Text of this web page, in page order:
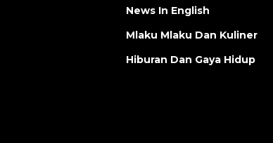
News In English
Mlaku Mlaku Dan Kuliner
Hiburan Dan Gaya Hidup